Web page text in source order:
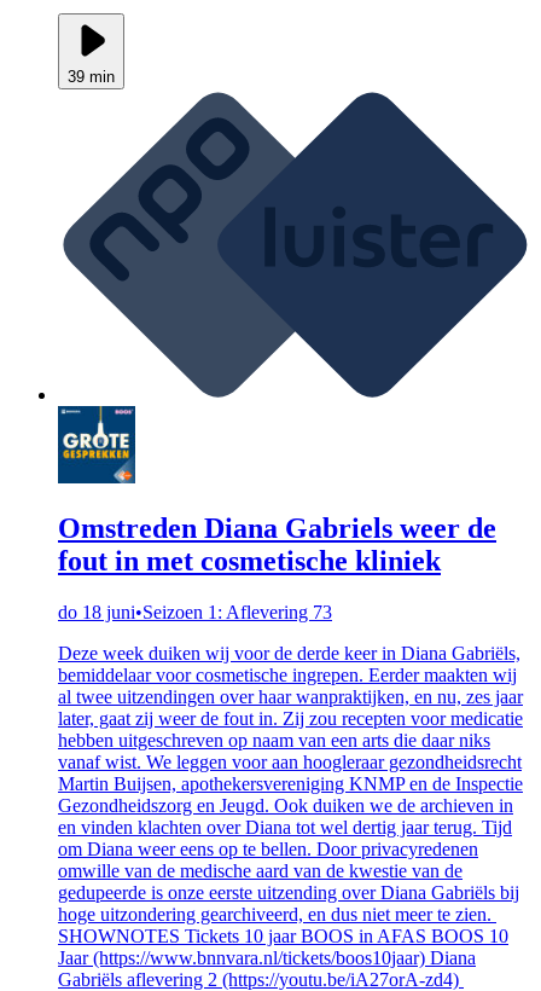
39 min
Omstreden Diana Gabriels weer de
fout in met cosmetische kliniek
do 18 juni•Seizoen 1: Aflevering 73
Deze week duiken wij voor de derde keer in Diana Gabriëls,
bemiddelaar voor cosmetische ingrepen. Eerder maakten wij
al twee uitzendingen over haar wanpraktijken, en nu, zes jaar
later, gaat zij weer de fout in. Zij zou recepten voor medicatie
hebben uitgeschreven op naam van een arts die daar niks
vanaf wist. We leggen voor aan hoogleraar gezondheidsrecht
Martin Buijsen, apothekersvereniging KNMP en de Inspectie
Gezondheidszorg en Jeugd. Ook duiken we de archieven in
en vinden klachten over Diana tot wel dertig jaar terug. Tijd
om Diana weer eens op te bellen. Door privacyredenen
omwille van de medische aard van de kwestie van de
gedupeerde is onze eerste uitzending over Diana Gabriëls bij
hoge uitzondering gearchiveerd, en dus niet meer te zien.
SHOWNOTES Tickets 10 jaar BOOS in AFAS BOOS 10
Jaar (https://www.bnnvara.nl/tickets/boos10jaar) Diana
Gabriëls aflevering 2 (https://youtu.be/iA27orA-zd4)